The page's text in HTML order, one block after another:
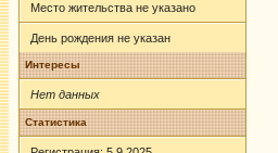
Место жительства не указано
День рождения не указан
Интересы
Нет данных
Статистика